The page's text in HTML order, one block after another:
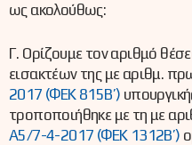
ως ακολούθως:
Γ. Ορίζουμε τον αριθμό
εισακτέων της με αριθμ.
2017 (ΦΕΚ 815Β’)
τροποποιήθηκε με τη με
Α5/7-4-2017 (ΦΕΚ 1312Β’)